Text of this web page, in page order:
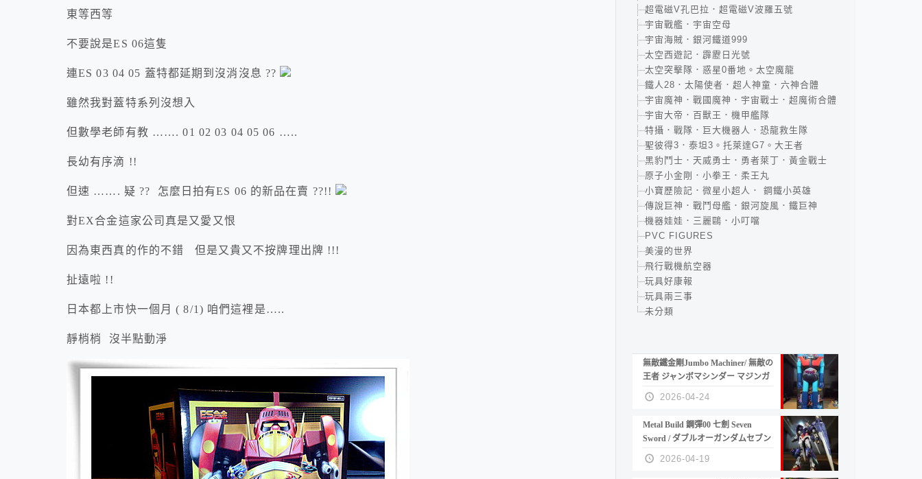
東等西等
不要說是ES 06這隻
連ES 03 04 05 蓋特都延期到沒消沒息 ??
雖然我對蓋特系列沒想入
但數學老師有教 ……. 01 02 03 04 05 06 …..
長幼有序滴 !!
但速 ……. 疑 ?? 怎麼日拍有ES 06 的新品在賣 ??!!
對EX合金這家公司真是又愛又恨
因為東西真的作的不錯 但是又貴又不按牌理出牌 !!!
扯遠啦 !!
日本都上市快一個月 ( 8/1) 咱們這裡是…..
靜梢梢 沒半點動淨
超電磁V孔巴拉．超電磁V波羅五號
宇宙戰艦．宇宙空母
宇宙海賊．銀河鐵道999
太空西遊記．霹靂日光號
太空突擊隊．惑星0番地。太空魔龍
鐵人28．太陽使者．超人神童．六神合體
宇宙魔神．戰國魔神．宇宙戰士．超魔術合體
宇宙大帝．百獸王．機甲艦隊
特攝．戰隊．巨大機器人．恐龍救生隊
聖彼得3．泰坦3。托萊達G7。大王者
黑豹鬥士．天威勇士．勇者萊丁．黃金戰士
原子小金剛．小拳王．柔王丸
小寶歷險記．微星小超人． 鋼鐵小英雄
傳說巨神．戰鬥母艦．銀河旋風．鐵巨神
機器娃娃．三麗鷗．小叮噹
PVC FIGURES
美漫的世界
飛行戰機航空器
玩具好康報
玩具兩三事
未分類
無敵鐵金剛Jumbo Machiner/ 無敵の
王者 ジャンボマシンダー マジンガ
ーZ
2026-04-24
Metal Build 鋼彈00 七劍 Seven
Sword / ダブルオーガンダムセブン
ソード/G
2026-04-19